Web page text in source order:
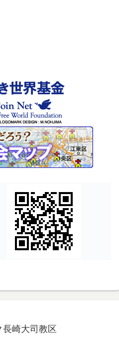
長崎大司教区